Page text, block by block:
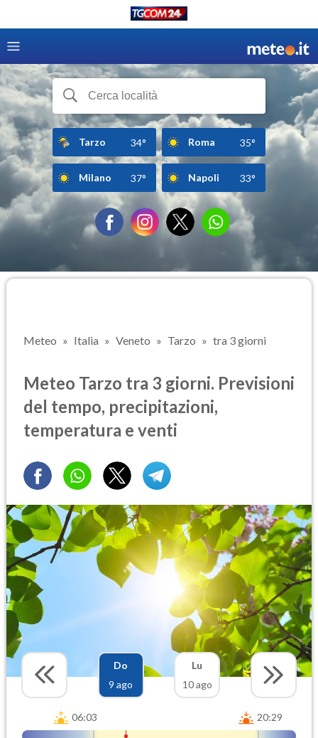
Tarzo 34° Roma 35°
Milano 37° Napoli 33°
Meteo Italia Veneto Tarzo tra 3 giorni
Meteo Tarzo tra 3 giorni. Previsioni
del tempo, precipitazioni,
temperatura e venti
Do
9 ago
Lu
10 ago
06:03 20:29